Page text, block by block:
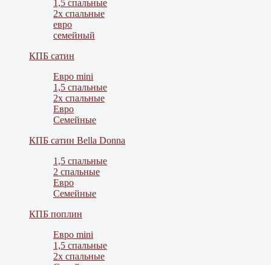
1,5 спальные
2х спальные
евро
семейный
КПБ сатин
Евро mini
1,5 спальные
2х спальные
Евро
Семейные
КПБ сатин Bella Donna
1,5 спальные
2 спальные
Евро
Семейные
КПБ поплин
Евро mini
1,5 спальные
2х спальные